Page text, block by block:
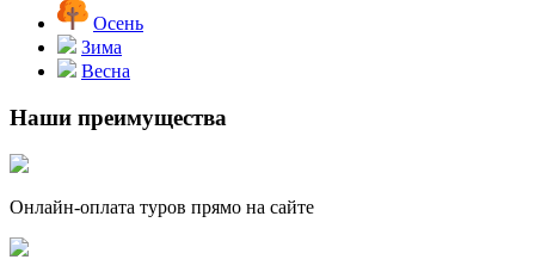
Осень
Зима
Весна
Наши преимущества
Онлайн-оплата туров прямо на сайте